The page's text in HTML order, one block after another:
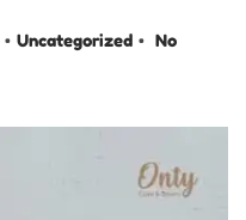
. P
Uncategorized . No